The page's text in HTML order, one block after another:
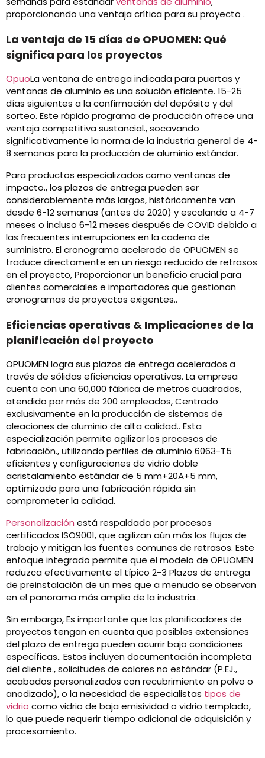
proporcionando una ventaja crítica para su proyecto .
La ventaja de 15 días de OPUOMEN: Qué
significa para los proyectos
OpuoLa ventana de entrega indicada para puertas y
ventanas de aluminio es una solución eficiente. 15-25
días siguientes a la confirmación del depósito y del
sorteo. Este rápido programa de producción ofrece una
ventaja competitiva sustancial., socavando
significativamente la norma de la industria general de 4-
8 semanas para la producción de aluminio estándar.
Para productos especializados como ventanas de
impacto., los plazos de entrega pueden ser
considerablemente más largos, históricamente van
desde 6-12 semanas (antes de 2020) y escalando a 4-7
meses o incluso 6-12 meses después de COVID debido a
las frecuentes interrupciones en la cadena de
suministro. El cronograma acelerado de OPUOMEN se
traduce directamente en un riesgo reducido de retrasos
en el proyecto, Proporcionar un beneficio crucial para
clientes comerciales e importadores que gestionan
cronogramas de proyectos exigentes..
Eficiencias operativas & Implicaciones de la
planificación del proyecto
OPUOMEN logra sus plazos de entrega acelerados a
través de sólidas eficiencias operativas. La empresa
cuenta con una 60,000 fábrica de metros cuadrados,
atendido por más de 200 empleados, Centrado
exclusivamente en la producción de sistemas de
aleaciones de aluminio de alta calidad.. Esta
especialización permite agilizar los procesos de
fabricación., utilizando perfiles de aluminio 6063-T5
eficientes y configuraciones de vidrio doble
acristalamiento estándar de 5 mm+20A+5 mm,
optimizado para una fabricación rápida sin
comprometer la calidad.
Personalización está respaldado por procesos
certificados ISO9001, que agilizan aún más los flujos de
trabajo y mitigan las fuentes comunes de retrasos. Este
enfoque integrado permite que el modelo de OPUOMEN
reduzca efectivamente el típico 2-3 Plazos de entrega
de preinstalación de un mes que a menudo se observan
en el panorama más amplio de la industria..
Sin embargo, Es importante que los planificadores de
proyectos tengan en cuenta que posibles extensiones
del plazo de entrega pueden ocurrir bajo condiciones
específicas.. Estos incluyen documentación incompleta
del cliente., solicitudes de colores no estándar (P.EJ.,
acabados personalizados con recubrimiento en polvo o
anodizado), o la necesidad de especialistas tipos de
vidrio como vidrio de baja emisividad o vidrio templado,
lo que puede requerir tiempo adicional de adquisición y
procesamiento.